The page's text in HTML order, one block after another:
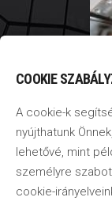
COOKIE
A cookie-k
nyújthatunk
lehetővé, mint
személyre
cookie-